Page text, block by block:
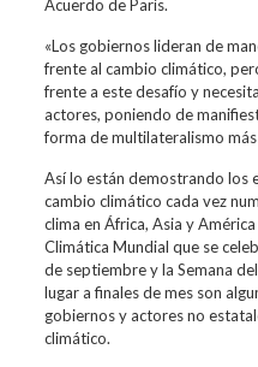
Acuerdo de París.
«Los gobiernos lideran de
frente al cambio climático,
frente a este desafío y
actores, poniendo de
forma de multilateralismo más
Así lo están demostrando los
cambio climático cada vez
clima en África, Asia y
Climática Mundial que se
de septiembre y la Semana
lugar a finales de mes son
gobiernos y actores no
climático.